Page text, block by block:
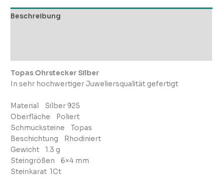
Beschreibung
Topas Ohrstecker Silber
In sehr hochwertiger Juweliersqualität gefertigt
Material Silber 925
Oberfläche Poliert
Schmucksteine Topas
Beschichtung Rhodiniert
Gewicht 1.3 g
Steingrößen 6×4 mm
Steinkarat 1Ct